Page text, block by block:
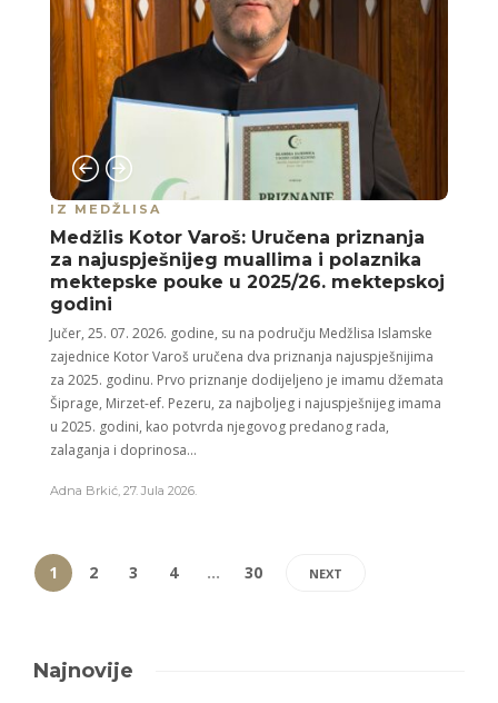
IZ MEDŽLISA
Medžlis Kotor Varoš: Uručena priznanja
za najuspješnijeg muallima i polaznika
mektepske pouke u 2025/26. mektepskoj
godini
Jučer, 25. 07. 2026. godine, su na području Medžlisa Islamske
zajednice Kotor Varoš uručena dva priznanja najuspješnijima
za 2025. godinu. Prvo priznanje dodijeljeno je imamu džemata
Šiprage, Mirzet-ef. Pezeru, za najboljeg i najuspješnijeg imama
u 2025. godini, kao potvrda njegovog predanog rada,
zalaganja i doprinosa...
Adna Brkić 27. Jula 2026.
1 2 3 4 … 30 NEXT
Najnovije